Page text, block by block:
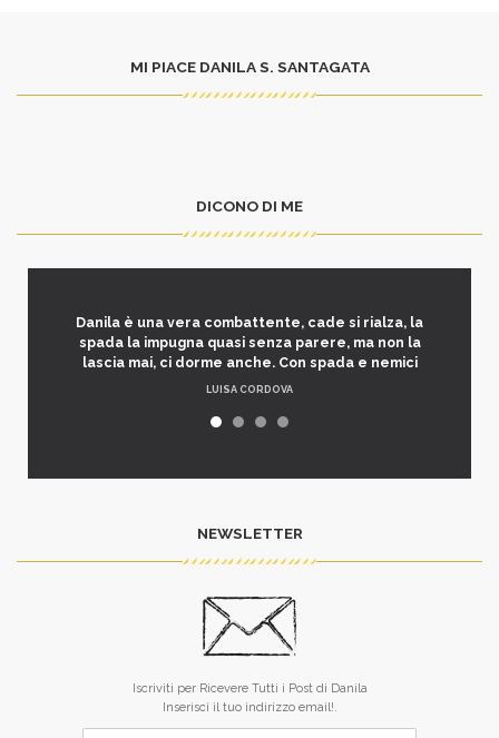
MI PIACE DANILA S. SANTAGATA
DICONO DI ME
Danila è una vera combattente, cade si rialza, la
spada la impugna quasi senza parere, ma non la
lascia mai, ci dorme anche. Con spada e nemici
LUISA CORDOVA
NEWSLETTER
Iscriviti per Ricevere Tutti i Post di Danila
Inserisci il tuo indirizzo email!.